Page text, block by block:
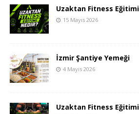
Uzaktan Fitness
15 Mayıs 2026
İzmir Şantiye Yemeği
4 Mayıs 2026
Uzaktan Fitness